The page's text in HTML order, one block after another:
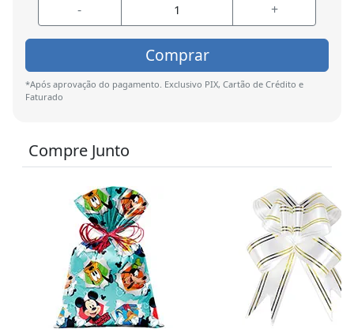
- +
Comprar
*Após aprovação do pagamento. Exclusivo PIX, Cartão de Crédito e
Faturado
Compre Junto